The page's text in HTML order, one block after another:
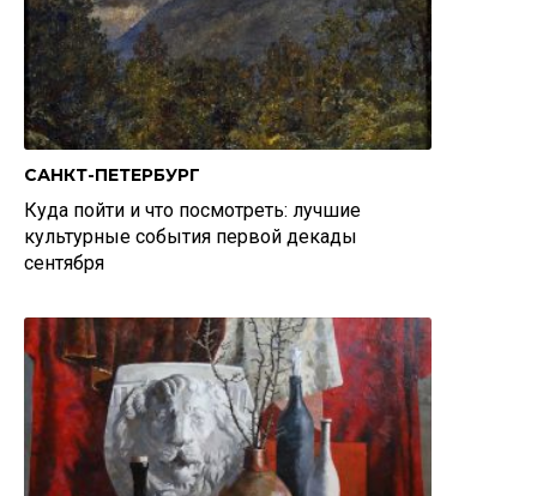
САНКТ-ПЕТЕРБУРГ
Куда пойти и что посмотреть: лучшие
культурные события первой декады
сентября